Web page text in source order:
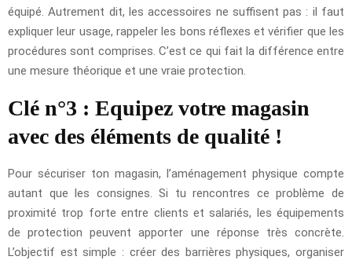
équipé. Autrement dit, les accessoires ne suffisent pas : il faut
expliquer leur usage, rappeler les bons réflexes et vérifier que les
procédures sont comprises. C’est ce qui fait la différence entre
une mesure théorique et une vraie protection.
Clé n°3 : Equipez votre magasin
avec des éléments de qualité !
Pour sécuriser ton magasin, l’aménagement physique compte
autant que les consignes. Si tu rencontres ce problème de
proximité trop forte entre clients et salariés, les équipements
de protection peuvent apporter une réponse très concrète.
L’objectif est simple : créer des barrières physiques, organiser